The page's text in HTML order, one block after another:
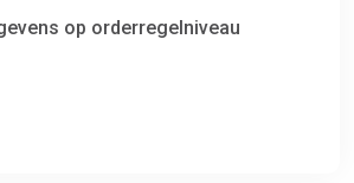
op orderregelniveau